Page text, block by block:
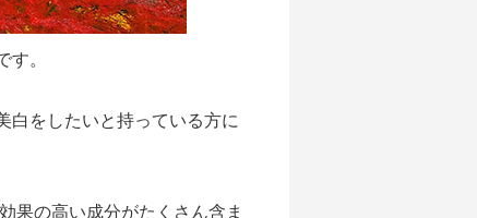
。
白をしたいと持っている方に
果の高い成分がたくさん含ま